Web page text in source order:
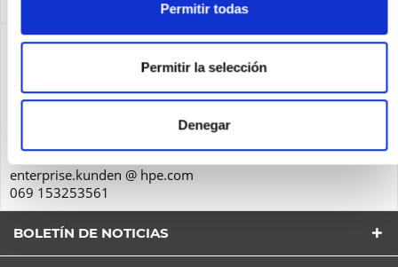
Permitir todas
Permitir la selección
Denegar
Seguridad de los productos
Hewlett-Packard GmbH
Herrenberger Str. 140
Deutschland
enterprise.kunden @ hpe.com
069 153253561
BOLETÍN DE NOTICIAS